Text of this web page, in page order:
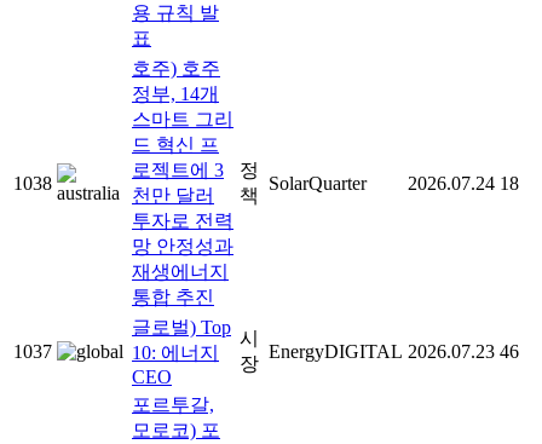
용 규칙 발
표
1038
호주) 호주
정부, 14개
스마트 그리
드 혁신 프
로젝트에 3
천만 달러
투자로 전력
망 안정성과
재생에너지
통합 추진
정
책
SolarQuarter 2026.07.24 18
1037
글로벌) Top
10: 에너지
CEO
시
장
EnergyDIGITAL 2026.07.23 46
포르투갈,
모로코) 포